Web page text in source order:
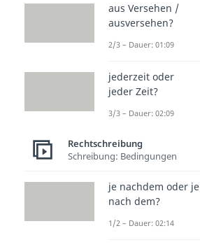
aus Versehen /
ausversehen?
2/3 – Dauer: 01:09
jederzeit oder
jeder Zeit?
3/3 – Dauer: 02:09
Rechtschreibung
Schreibung: Bedingungen
je nachdem oder je
nach dem?
1/2 – Dauer: 02:14